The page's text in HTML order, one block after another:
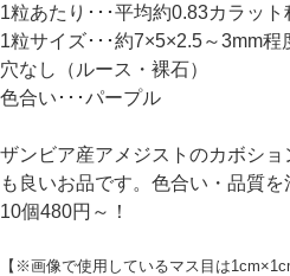
1粒あたり･･･平均約0.83カラット
1粒サイズ･･･約7×5×2.5～3mm程
穴なし（ルース・裸石）
色合い･･･パープル
ザンビア産アメジストのカボシ
も良いお品です。色合い・品質を
10個480円～！
【※画像で使用しているマス目は